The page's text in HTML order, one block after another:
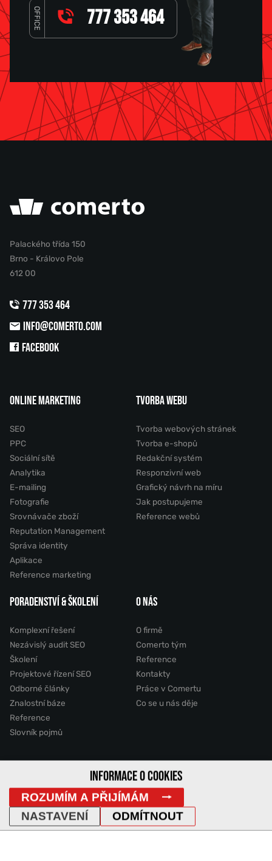
OFFICE 777 353 464
Palackého třída 150
Brno - Královo Pole
612 00
777 353 464
INFO@COMERTO.COM
FACEBOOK
ONLINE MARKETING
SEO
PPC
Sociální sítě
Analytika
E-mailing
Fotografie
Srovnávače zboží
Reputation Management
Správa identity
Aplikace
Reference marketing
TVORBA WEBU
Tvorba webových stránek
Tvorba e-shopů
Redakční systém
Responzivní web
Grafický návrh na míru
Jak postupujeme
Reference webů
PORADENSTVÍ & ŠKOLENÍ
Komplexní řešení
Nezávislý audit SEO
Školení
Projektové řízení SEO
Odborné články
Znalostní báze
Reference
Slovník pojmů
O NÁS
O firmě
Comerto tým
Reference
Kontakty
Práce v Comertu
Co se u nás děje
2011 - 2026 © Comerto, s.r.o.
Mapa stránek GDPR Cookies Vyhledávání
IP Adresa
INFORMACE O COOKIES
ROZUMÍM A PŘIJÍMÁM
ODMÍTNOUT
NASTAVENÍ